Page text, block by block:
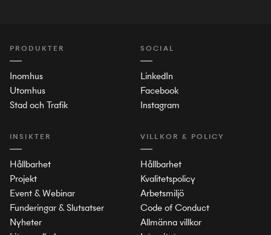
PRODUKTER
Inomhus
Utomhus
Stad och Trafik
INSIKTER
Hållbarhet
Projekt
Event & Webinar
Funderingar & Slutsatser
Nyheter
SOCIAL
LinkedIn
Facebook
Instagram
VILLKOR & POLICY
Hållbarhet
Kvalitetspolicy
Arbetsmiljö
Code of Conduct
Allmänna villkor